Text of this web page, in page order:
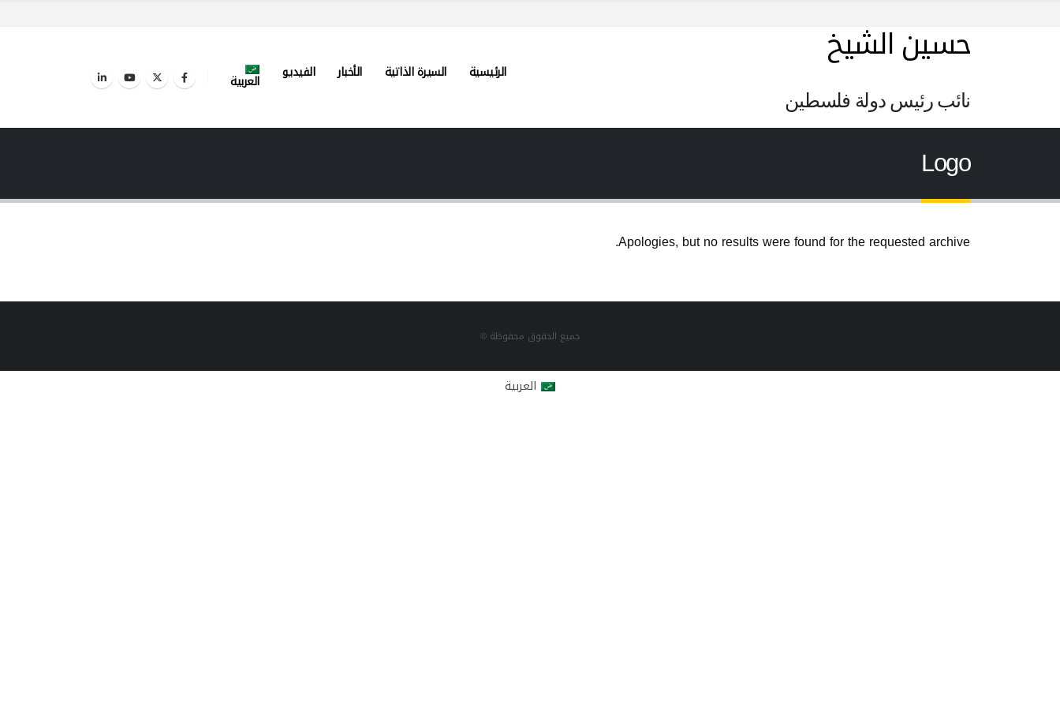
حسين الشيخ
نائب رئيس دولة فلسطين
الرئيسية السيرة الذاتية الأخبار الفيديو العربية
Logo
Apologies, but no results were found for the requested archive.
جميع الحقوق محفوظة ©
العربية